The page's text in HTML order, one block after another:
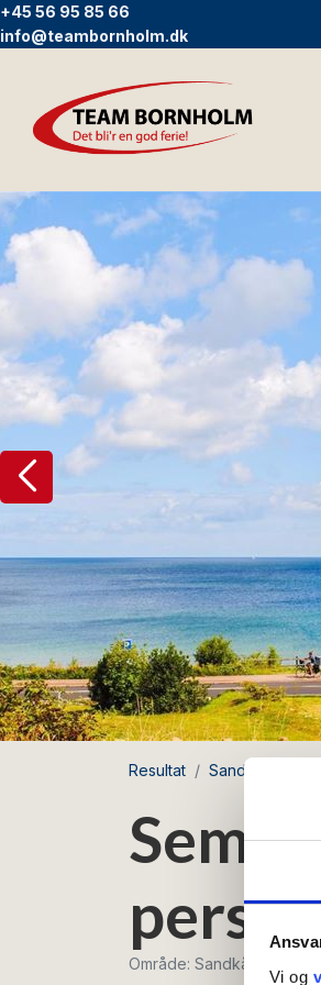
Vi og
+45 56 95 85 66
info@teambornholm.dk
Resultat Sandkås Søpark
Område: Sandkås